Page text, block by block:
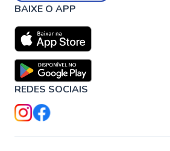
BAIXE O APP
REDES SOCIAIS